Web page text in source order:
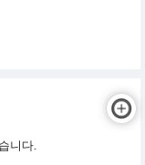
니다.